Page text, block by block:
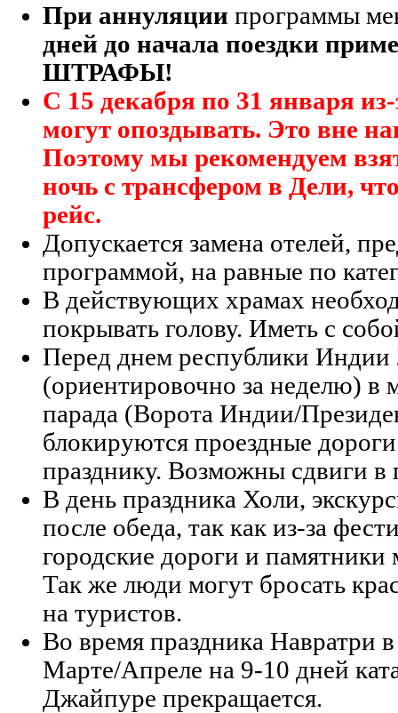
При аннуляции программы
дней до начала поездки
ШТРАФЫ!
С 15 декабря по 31 января
могут опоздывать. Это вне
Поэтому мы рекомендуем
ночь с трансфером в Дели,
рейс.
Допускается замена отелей,
программой, на равные по
В действующих храмах
покрывать голову. Иметь с
Перед днем республики Индии
(ориентировочно за неделю) в
парада (Ворота Индии/
блокируются проездные
празднику. Возможны сдвиги в
В день праздника Холи,
после обеда, так как из-за
городские дороги и памятники
Так же люди могут бросать
на туристов.
Во время праздника Навратри
Марте/Апреле на 9-10 дней
Джайпуре прекращается.